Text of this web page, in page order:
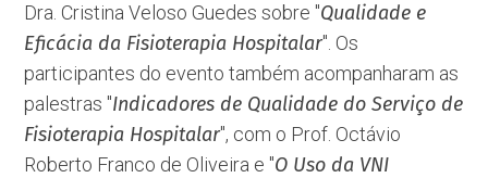
Dra. Cristina Veloso Guedes sobre ''Qualidade e
Eficácia da Fisioterapia Hospitalar''. Os
participantes do evento também acompanharam as
palestras ''Indicadores de Qualidade do Serviço de
Fisioterapia Hospitalar'', com o Prof. Octávio
Roberto Franco de Oliveira e ''O Uso da VNI